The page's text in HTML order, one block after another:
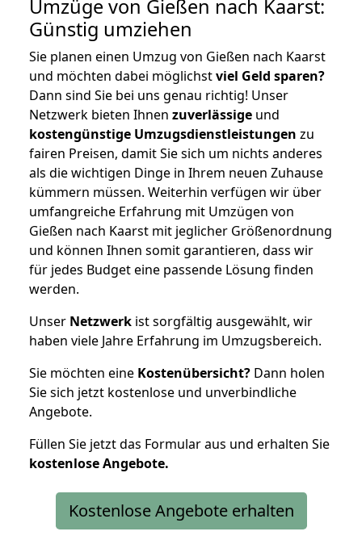
Umzüge von Gießen nach Kaarst:
Günstig umziehen
Sie planen einen Umzug von Gießen nach Kaarst
und möchten dabei möglichstviel Geld sparen?
Dann sind Sie bei uns genau richtig! Unser
Netzwerk bieten Ihnen zuverlässige und
kostengünstige Umzugsdienstleistungen zu
fairen Preisen, damit Sie sich um nichts anderes
als die wichtigen Dinge in Ihrem neuen Zuhause
kümmern müssen. Weiterhin verfügen wir über
umfangreiche Erfahrung mit Umzügen von
Gießen nach Kaarst mit jeglicher Größenordnung
und können Ihnen somit garantieren, dass wir
für jedes Budget eine passende Lösung finden
werden.
Unser Netzwerk ist sorgfältig ausgewählt, wir
haben viele Jahre Erfahrung im Umzugsbereich.
Sie möchten eine Kostenübersicht? Dann holen
Sie sich jetzt kostenlose und unverbindliche
Angebote.
Füllen Sie jetzt das Formular aus und erhalten Sie
kostenloseAngebote.
Kostenlose Angebote erhalten